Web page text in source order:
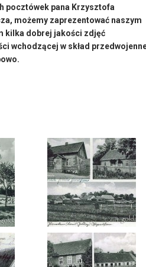
pocztówek pana Krzysztofa
możemy zaprezentować naszym
kilka dobrej jakości zdjęć
wchodzącej w skład